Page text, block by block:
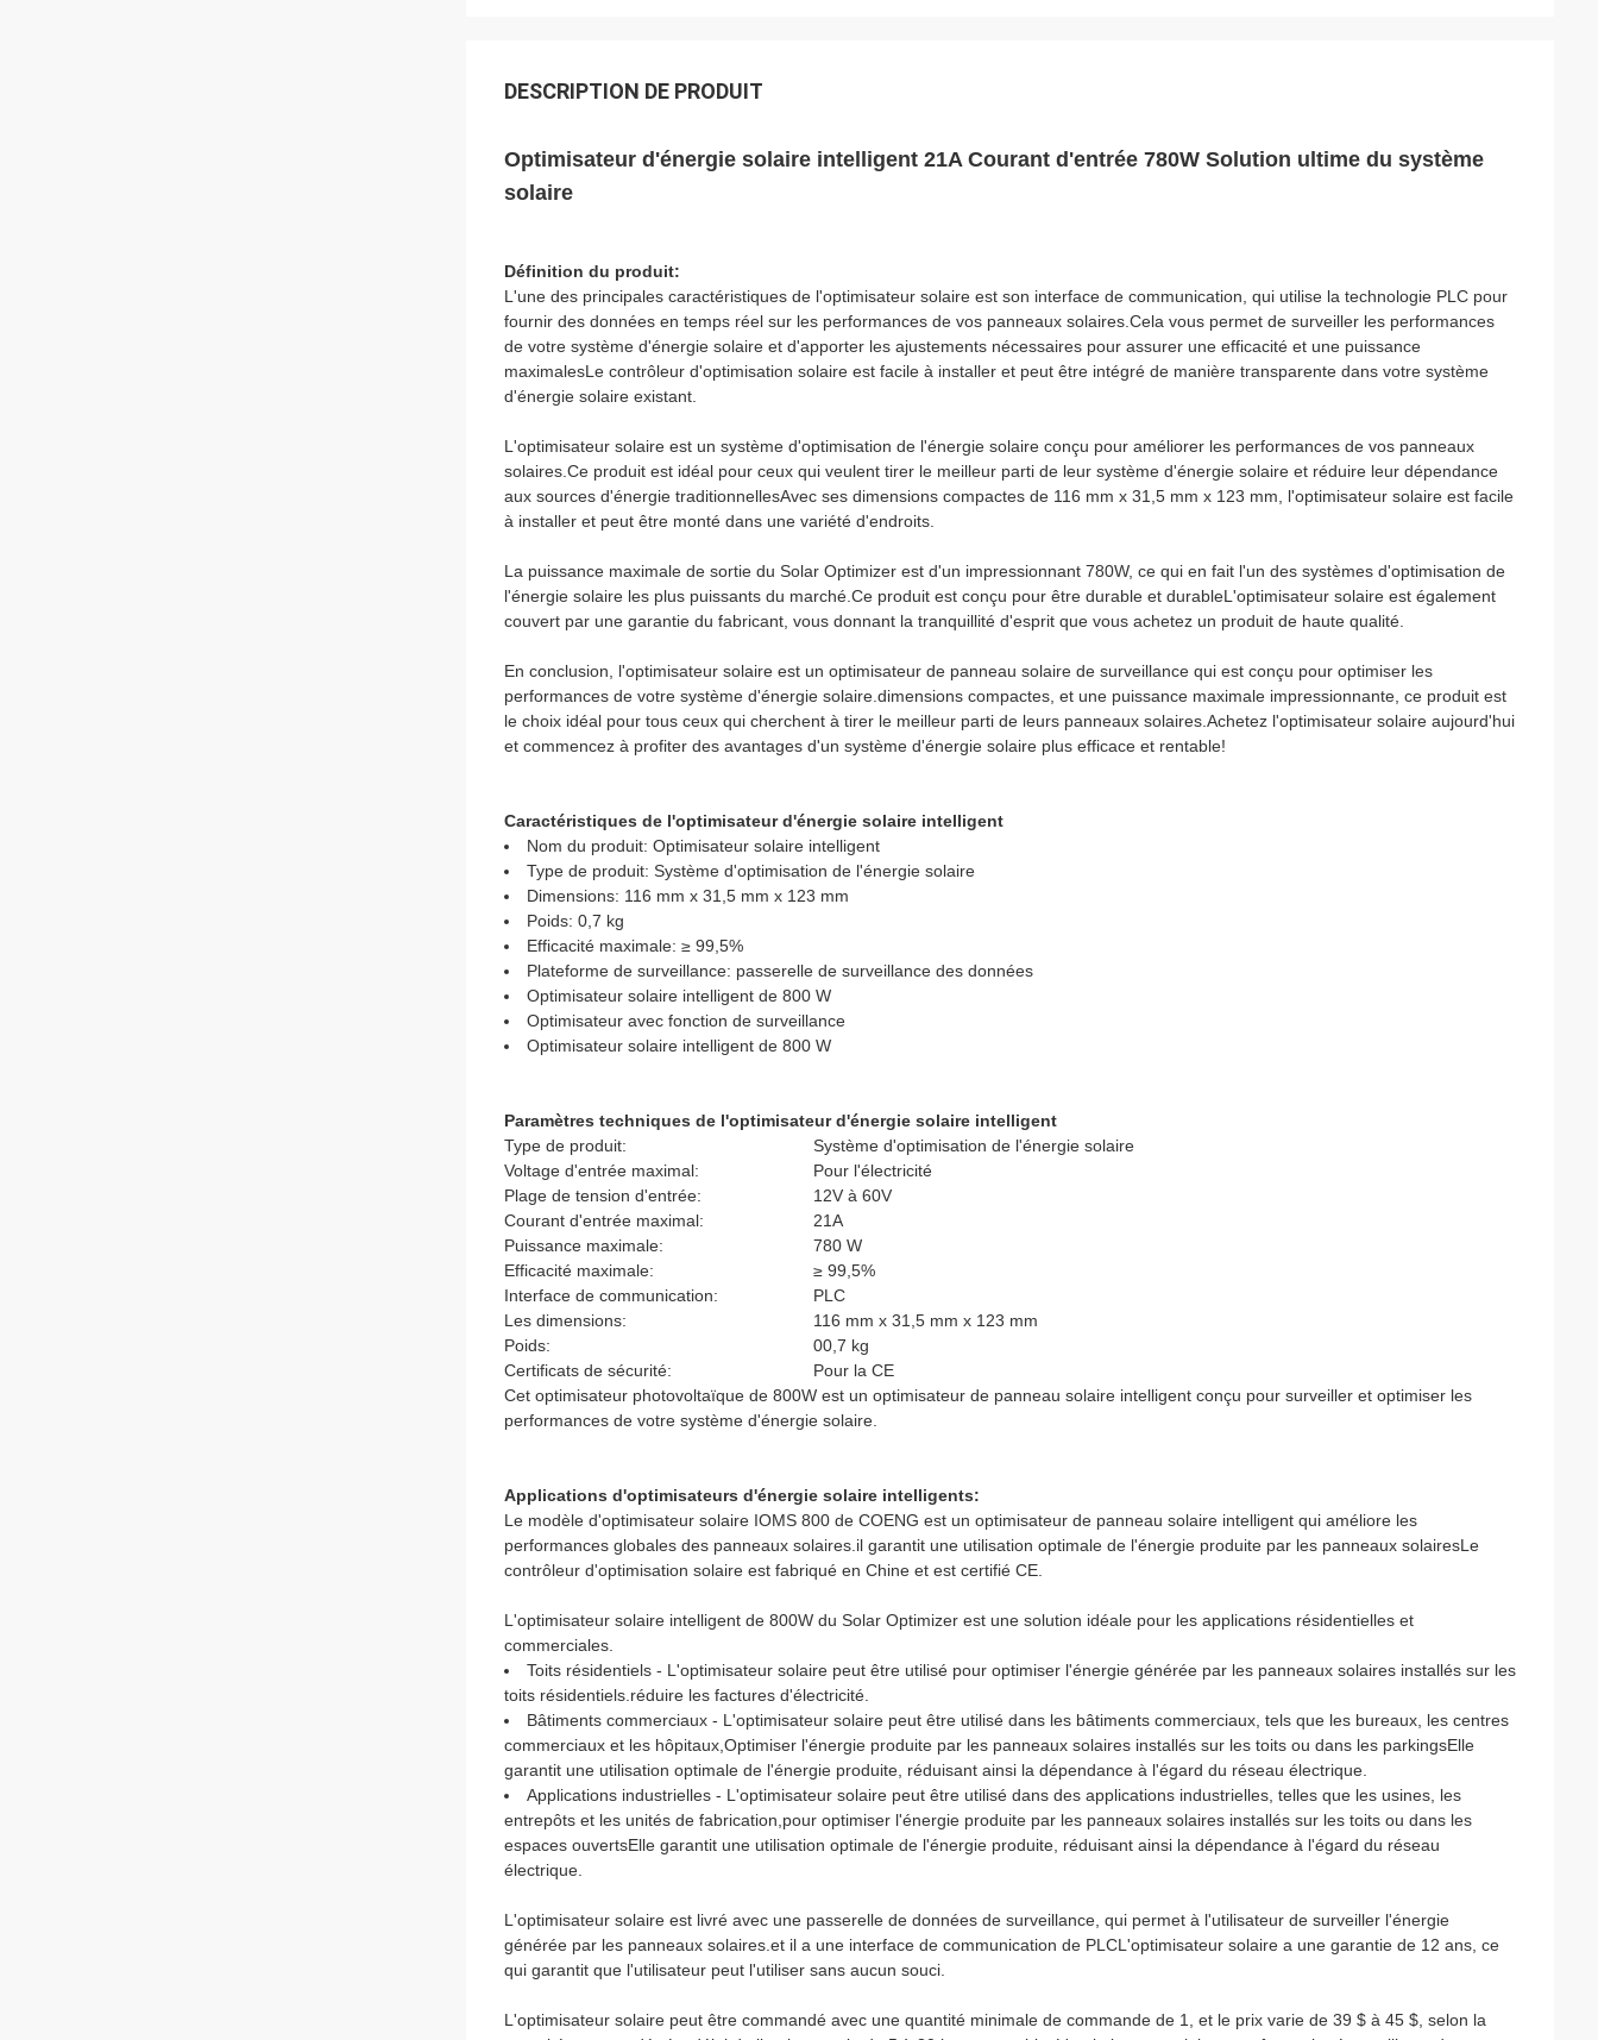
DESCRIPTION DE PRODUIT
Optimisateur d'énergie solaire intelligent 21A Courant d'entrée 780W Solution ultime du système
solaire
Définition du produit:
L'une des principales caractéristiques de l'optimisateur solaire est son interface de communication, qui utilise la technologie PLC pour
fournir des données en temps réel sur les performances de vos panneaux solaires.Cela vous permet de surveiller les performances
de votre système d'énergie solaire et d'apporter les ajustements nécessaires pour assurer une efficacité et une puissance
maximalesLe contrôleur d'optimisation solaire est facile à installer et peut être intégré de manière transparente dans votre système
d'énergie solaire existant.
L'optimisateur solaire est un système d'optimisation de l'énergie solaire conçu pour améliorer les performances de vos panneaux
solaires.Ce produit est idéal pour ceux qui veulent tirer le meilleur parti de leur système d'énergie solaire et réduire leur dépendance
aux sources d'énergie traditionnellesAvec ses dimensions compactes de 116 mm x 31,5 mm x 123 mm, l'optimisateur solaire est facile
à installer et peut être monté dans une variété d'endroits.
La puissance maximale de sortie du Solar Optimizer est d'un impressionnant 780W, ce qui en fait l'un des systèmes d'optimisation de
l'énergie solaire les plus puissants du marché.Ce produit est conçu pour être durable et durableL'optimisateur solaire est également
couvert par une garantie du fabricant, vous donnant la tranquillité d'esprit que vous achetez un produit de haute qualité.
En conclusion, l'optimisateur solaire est un optimisateur de panneau solaire de surveillance qui est conçu pour optimiser les
performances de votre système d'énergie solaire.dimensions compactes, et une puissance maximale impressionnante, ce produit est
le choix idéal pour tous ceux qui cherchent à tirer le meilleur parti de leurs panneaux solaires.Achetez l'optimisateur solaire aujourd'hui
et commencez à profiter des avantages d'un système d'énergie solaire plus efficace et rentable!
Caractéristiques de l'optimisateur d'énergie solaire intelligent
Nom du produit: Optimisateur solaire intelligent
Type de produit: Système d'optimisation de l'énergie solaire
Dimensions: 116 mm x 31,5 mm x 123 mm
Poids: 0,7 kg
Efficacité maximale: ≥ 99,5%
Plateforme de surveillance: passerelle de surveillance des données
Optimisateur solaire intelligent de 800 W
Optimisateur avec fonction de surveillance
Optimisateur solaire intelligent de 800 W
Paramètres techniques de l'optimisateur d'énergie solaire intelligent
Type de produit:
Système d'optimisation de l'énergie solaire
Voltage d'entrée maximal:
Pour l'électricité
Plage de tension d'entrée:
12V à 60V
Courant d'entrée maximal:
21A
Puissance maximale:
780 W
Efficacité maximale:
≥ 99,5%
Interface de communication:
PLC
Les dimensions:
116 mm x 31,5 mm x 123 mm
Poids:
00,7 kg
Certificats de sécurité:
Pour la CE
Cet optimisateur photovoltaïque de 800W est un optimisateur de panneau solaire intelligent conçu pour surveiller et optimiser les
performances de votre système d'énergie solaire.
Applications d'optimisateurs d'énergie solaire intelligents:
Le modèle d'optimisateur solaire IOMS 800 de COENG est un optimisateur de panneau solaire intelligent qui améliore les
performances globales des panneaux solaires.il garantit une utilisation optimale de l'énergie produite par les panneaux solairesLe
contrôleur d'optimisation solaire est fabriqué en Chine et est certifié CE.
L'optimisateur solaire intelligent de 800W du Solar Optimizer est une solution idéale pour les applications résidentielles et
commerciales.
Toits résidentiels - L'optimisateur solaire peut être utilisé pour optimiser l'énergie générée par les panneaux solaires installés sur les
toits résidentiels.réduire les factures d'électricité.
Bâtiments commerciaux - L'optimisateur solaire peut être utilisé dans les bâtiments commerciaux, tels que les bureaux, les centres
commerciaux et les hôpitaux,Optimiser l'énergie produite par les panneaux solaires installés sur les toits ou dans les parkingsElle
garantit une utilisation optimale de l'énergie produite, réduisant ainsi la dépendance à l'égard du réseau électrique.
Applications industrielles - L'optimisateur solaire peut être utilisé dans des applications industrielles, telles que les usines, les
entrepôts et les unités de fabrication,pour optimiser l'énergie produite par les panneaux solaires installés sur les toits ou dans les
espaces ouvertsElle garantit une utilisation optimale de l'énergie produite, réduisant ainsi la dépendance à l'égard du réseau
électrique.
L'optimisateur solaire est livré avec une passerelle de données de surveillance, qui permet à l'utilisateur de surveiller l'énergie
générée par les panneaux solaires.et il a une interface de communication de PLCL'optimisateur solaire a une garantie de 12 ans, ce
qui garantit que l'utilisateur peut l'utiliser sans aucun souci.
L'optimisateur solaire peut être commandé avec une quantité minimale de commande de 1, et le prix varie de 39 $ à 45 $, selon la